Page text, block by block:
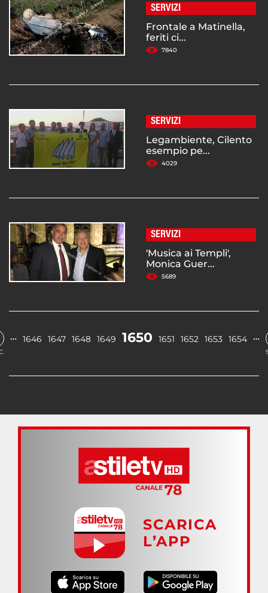
SERVIZI
Frontale a Matinella,
feriti ci...
7840
SERVIZI
Legambiente, Cilento
esempio pe...
4029
SERVIZI
'Musica ai Templi',
Monica Guer...
5689
… 1646 1647 1648 1649 1650 1651 1652 1653 1654 …
SCARICA
L’APP